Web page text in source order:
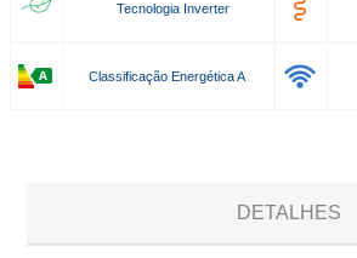
Tecnologia Inverter
Classificação Energética A
DETALHES